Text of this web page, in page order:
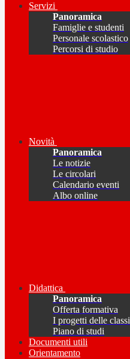
Servizi
Panoramica
Famiglie e studenti
Personale scolastico
Percorsi di studio
Novità
Panoramica
Le notizie
Le circolari
Calendario eventi
Albo online
Didattica
Panoramica
Offerta formativa
I progetti delle classi
Piano di studi
Documenti utili
Orientamento